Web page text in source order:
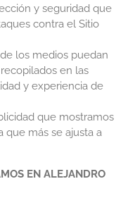
y seguridad que
contra el Sitio
los medios puedan
en las
y experiencia de
que mostramos
que más se ajusta a
EN ALEJANDRO